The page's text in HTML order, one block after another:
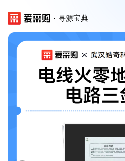
寻源宝典